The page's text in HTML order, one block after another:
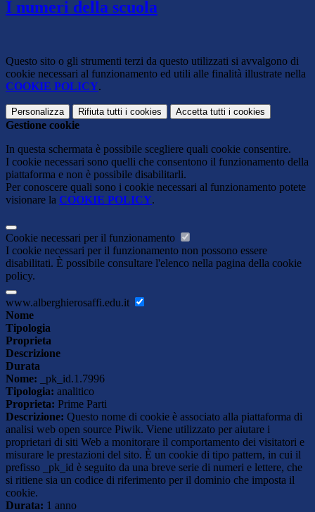
I numeri della scuola
Questo sito o gli strumenti terzi da questo utilizzati si avvalgono di
cookie necessari al funzionamento ed utili alle finalità illustrate nella
COOKIE POLICY.
Personalizza Rifiuta tutti i cookies Accetta tutti i cookies
Gestione cookie
In questa schermata è possibile scegliere quali cookie consentire.
I cookie necessari sono quelli che consentono il funzionamento della
piattaforma e non è possibile disabilitarli.
Per conoscere quali sono i cookie necessari al funzionamento potete
visionare la COOKIE POLICY.
Cookie necessari per il funzionamento
I cookie necessari per il funzionamento non possono essere
disabilitati. È possibile consultare l'elenco nella pagina della cookie
policy.
www.alberghierosaffi.edu.it
Nome
Tipologia
Proprieta
Descrizione
Durata
Nome: _pk_id.1.7996
Tipologia: analitico
Proprieta: Prime Parti
Descrizione: Questo nome di cookie è associato alla piattaforma di
analisi web open source Piwik. Viene utilizzato per aiutare i
proprietari di siti Web a monitorare il comportamento dei visitatori e
misurare le prestazioni del sito. È un cookie di tipo pattern, in cui il
prefisso _pk_id è seguito da una breve serie di numeri e lettere, che
si ritiene sia un codice di riferimento per il dominio che imposta il
cookie.
Durata: 1 anno